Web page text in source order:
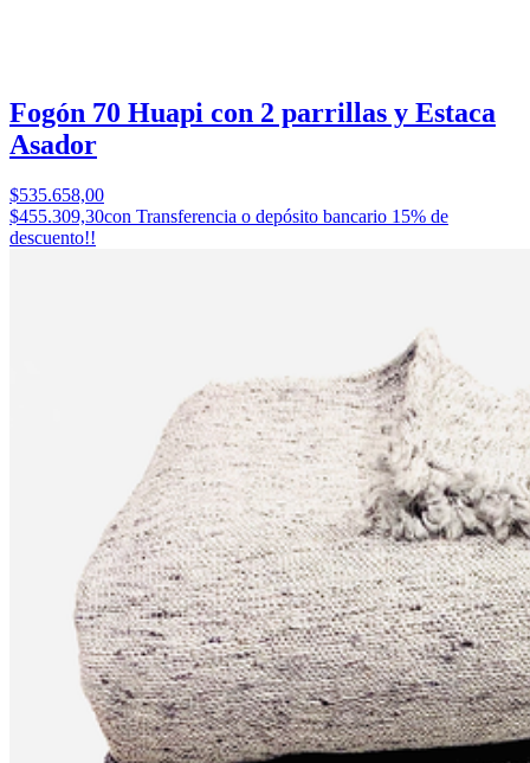
Fogón 70 Huapi con 2 parrillas y Estaca
Asador
$535.658,00
$455.309,30con Transferencia o depósito bancario 15% de
descuento!!